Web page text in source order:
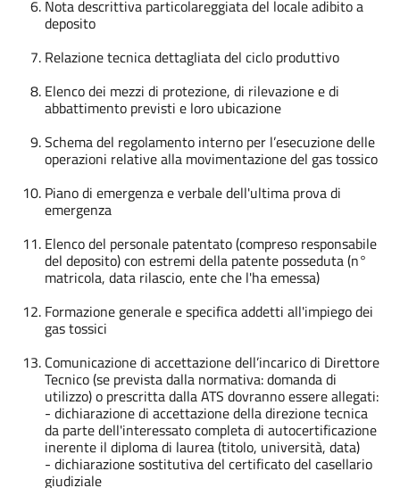
Nota descrittiva particolareggiata del locale adibito a
deposito
Relazione tecnica dettagliata del ciclo produttivo
Elenco dei mezzi di protezione, di rilevazione e di
abbattimento previsti e loro ubicazione
Schema del regolamento interno per l’esecuzione delle
operazioni relative alla movimentazione del gas tossico
Piano di emergenza e verbale dell'ultima prova di
emergenza
Elenco del personale patentato (compreso responsabile
del deposito) con estremi della patente posseduta (n°
matricola, data rilascio, ente che l'ha emessa)
Formazione generale e specifica addetti all'impiego dei
gas tossici
Comunicazione di accettazione dell’incarico di Direttore
Tecnico (se prevista dalla normativa: domanda di
utilizzo) o prescritta dalla ATS dovranno essere allegati:
- dichiarazione di accettazione della direzione tecnica
da parte dell'interessato completa di autocertificazione
inerente il diploma di laurea (titolo, università, data)
- dichiarazione sostitutiva del certificato del casellario
giudiziale